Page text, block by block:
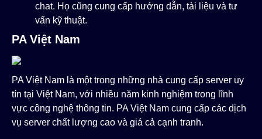
chat. Họ cũng cung cấp hướng dẫn, tài liệu và tư
vấn kỹ thuật.
PA Việt Nam
PA Việt Nam là một trong những nhà cung cấp server uy
tín tại Việt Nam, với nhiều năm kinh nghiệm trong lĩnh
vực công nghệ thông tin. PA Việt Nam cung cấp các dịch
vụ server chất lượng cao và giá cả cạnh tranh.